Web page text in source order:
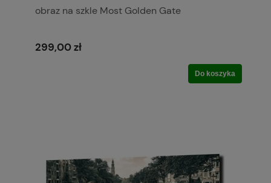
obraz na szkle Most Golden Gate
299,00 zł
Do koszyka